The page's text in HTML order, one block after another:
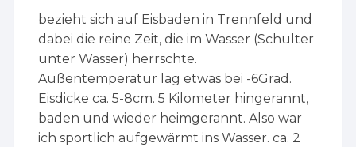
bezieht sich auf Eisbaden in Trennfeld und
dabei die reine Zeit, die im Wasser (Schulter
unter Wasser) herrschte.
Außentemperatur lag etwas bei -6Grad.
Eisdicke ca. 5-8cm. 5 Kilometer hingerannt,
baden und wieder heimgerannt. Also war
ich sportlich aufgewärmt ins Wasser. ca. 2